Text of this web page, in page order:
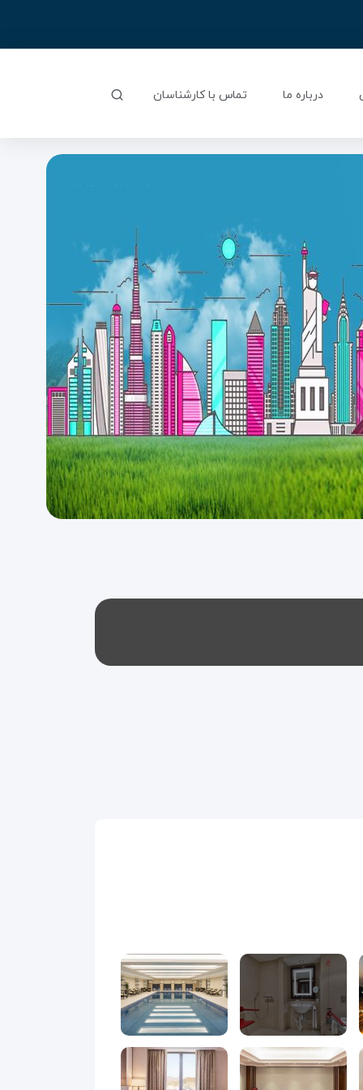
درباره ما تماس با کارشناسان